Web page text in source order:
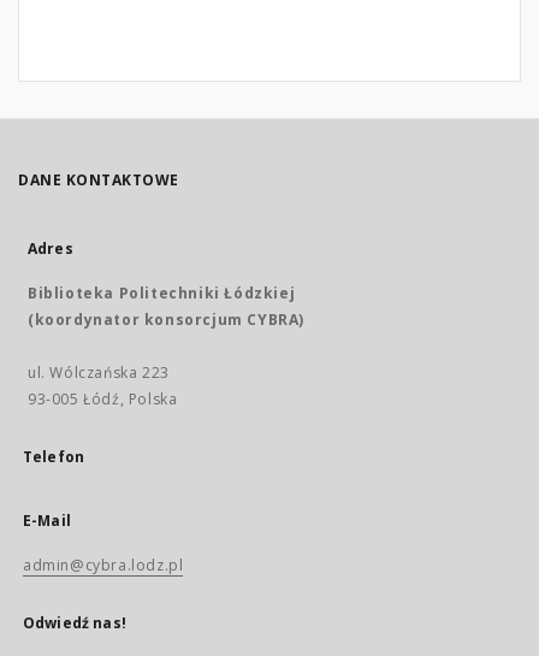
DANE KONTAKTOWE
Adres
Biblioteka Politechniki Łódzkiej
(koordynator konsorcjum CYBRA)
ul. Wólczańska 223
93-005 Łódź, Polska
Telefon
E-Mail
admin@cybra.lodz.pl
Odwiedź nas!